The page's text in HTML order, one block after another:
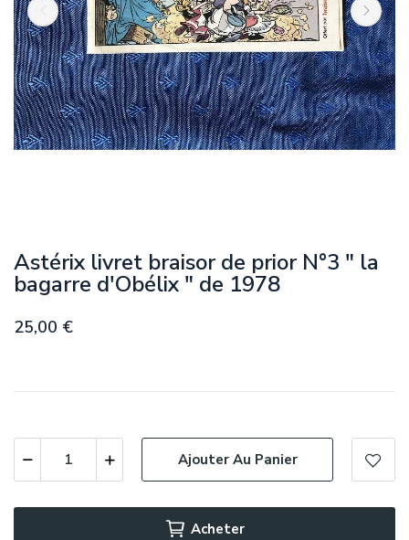
Astérix livret braisor de prior N°3 " la
bagarre d'Obélix " de 1978
25,00 €
Ajouter Au Panier
Acheter